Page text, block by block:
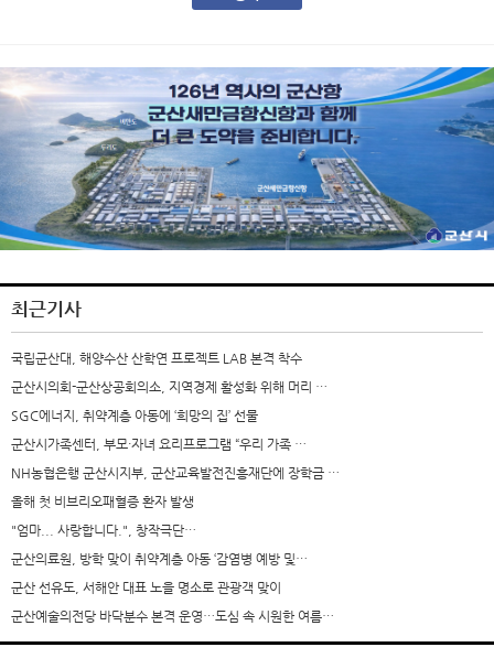
최근기사
국립군산대, 해양수산 산학연 프로젝트 LAB 본격 착수
군산시의회-군산상공회의소, 지역경제 활성화 위해 머리 …
SGC에너지, 취약계층 아동에 ‘희망의 집’ 선물
군산시가족센터, 부모·자녀 요리프로그램 “우리 가족 …
NH농협은행 군산시지부, 군산교육발전진흥재단에 장학금 …
올해 첫 비브리오패혈증 환자 발생
"엄마... 사랑합니다.", 창작극단…
군산의료원, 방학 맞이 취약계층 아동 ‘감염병 예방 및…
군산 선유도, 서해안 대표 노을 명소로 관광객 맞이
군산예술의전당 바닥분수 본격 운영…도심 속 시원한 여름…